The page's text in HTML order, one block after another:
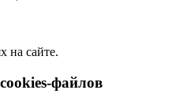
на сайте.
файлов